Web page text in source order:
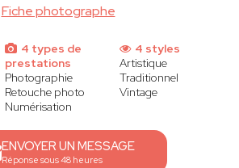
Fiche photographe
4 types de
prestations
Photographie
Retouche photo
Numérisation
4 styles
Artistique
Traditionnel
Vintage
ENVOYER UN MESSAGE
Réponse sous 48 heures